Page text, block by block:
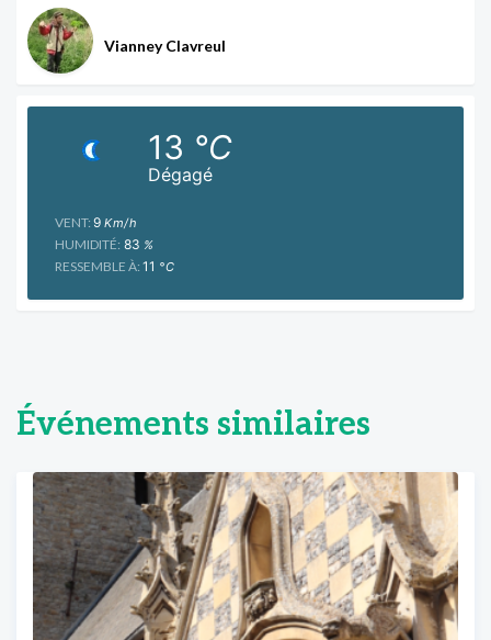
Vianney Clavreul
Dégagé
13 °C
VENT: 9 Km/h
HUMIDITÉ: 83 %
RESSEMBLE À: 11 °C
Événements similaires